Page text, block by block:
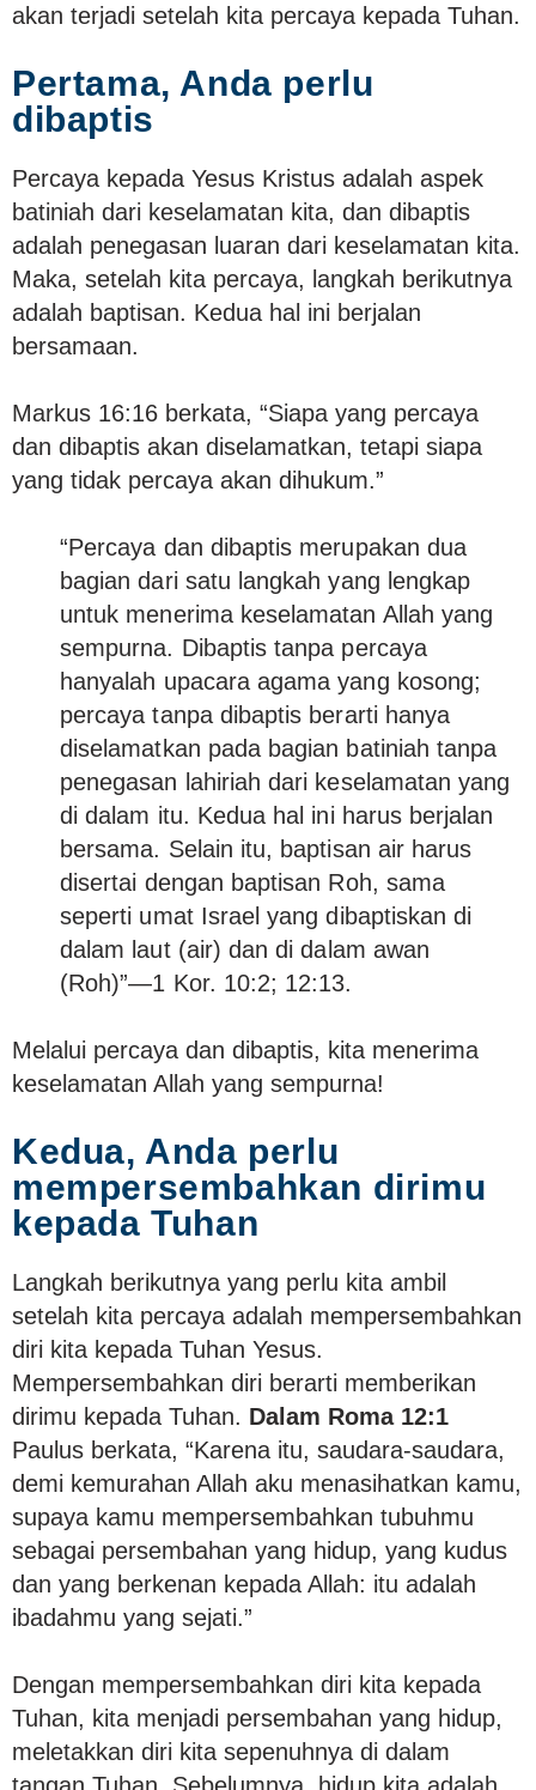
akan terjadi setelah kita percaya kepada Tuhan.
Pertama, Anda perlu
dibaptis
Percaya kepada Yesus Kristus adalah aspek
batiniah dari keselamatan kita, dan dibaptis
adalah penegasan luaran dari keselamatan kita.
Maka, setelah kita percaya, langkah berikutnya
adalah baptisan. Kedua hal ini berjalan
bersamaan.
Markus 16:16 berkata, “Siapa yang percaya
dan dibaptis akan diselamatkan, tetapi siapa
yang tidak percaya akan dihukum.”
“Percaya dan dibaptis merupakan dua
bagian dari satu langkah yang lengkap
untuk menerima keselamatan Allah yang
sempurna. Dibaptis tanpa percaya
hanyalah upacara agama yang kosong;
percaya tanpa dibaptis berarti hanya
diselamatkan pada bagian batiniah tanpa
penegasan lahiriah dari keselamatan yang
di dalam itu. Kedua hal ini harus berjalan
bersama. Selain itu, baptisan air harus
disertai dengan baptisan Roh, sama
seperti umat Israel yang dibaptiskan di
dalam laut (air) dan di dalam awan
(Roh)”—1 Kor. 10:2; 12:13.
Melalui percaya dan dibaptis, kita menerima
keselamatan Allah yang sempurna!
Kedua, Anda perlu
mempersembahkan dirimu
kepada Tuhan
Langkah berikutnya yang perlu kita ambil
setelah kita percaya adalah mempersembahkan
diri kita kepada Tuhan Yesus.
Mempersembahkan diri berarti memberikan
dirimu kepada Tuhan. Dalam Roma 12:1
Paulus berkata, “Karena itu, saudara-saudara,
demi kemurahan Allah aku menasihatkan kamu,
supaya kamu mempersembahkan tubuhmu
sebagai persembahan yang hidup, yang kudus
dan yang berkenan kepada Allah: itu adalah
ibadahmu yang sejati.”
Dengan mempersembahkan diri kita kepada
Tuhan, kita menjadi persembahan yang hidup,
meletakkan diri kita sepenuhnya di dalam
tangan Tuhan. Sebelumnya, hidup kita adalah